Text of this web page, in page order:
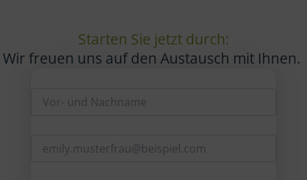
Starten Sie jetzt durch:
Wir freuen uns auf den Austausch mit Ihnen.